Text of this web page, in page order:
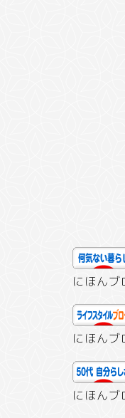
にほんブ
にほんブ
にほんブ